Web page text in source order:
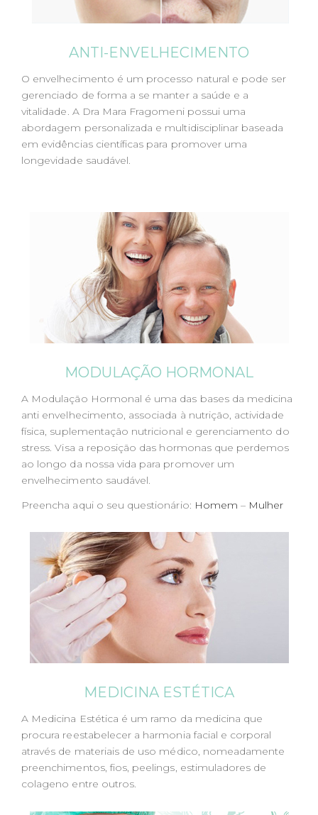
ANTI-ENVELHECIMENTO
O envelhecimento é um processo natural e pode ser
gerenciado de forma a se manter a saúde e a
vitalidade. A Dra Mara Fragomeni possui uma
abordagem personalizada e multidisciplinar baseada
em evidências científicas para promover uma
longevidade saudável.
MODULAÇÃO HORMONAL
A Modulação Hormonal é uma das bases da medicina
anti envelhecimento, associada à nutrição, actividade
física, suplementação nutricional e gerenciamento do
stress. Visa a reposição das hormonas que perdemos
ao longo da nossa vida para promover um
envelhecimento saudável.
Preencha aqui o seu questionário: Homem – Mulher
MEDICINA ESTÉTICA
A Medicina Estética é um ramo da medicina que
procura reestabelecer a harmonia facial e corporal
através de materiais de uso médico, nomeadamente
preenchimentos, fios, peelings, estimuladores de
colageno entre outros.